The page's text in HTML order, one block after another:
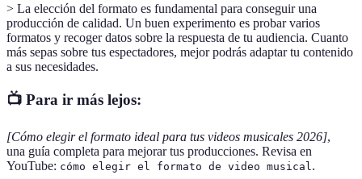
> La elección del formato es fundamental para conseguir una
producción de calidad. Un buen experimento es probar varios
formatos y recoger datos sobre la respuesta de tu audiencia. Cuanto
más sepas sobre tus espectadores, mejor podrás adaptar tu contenido
a sus necesidades.
📺 Para ir más lejos:
[Cómo elegir el formato ideal para tus videos musicales 2026],
una guía completa para mejorar tus producciones. Revisa en
YouTube: cómo elegir el formato de video musical.